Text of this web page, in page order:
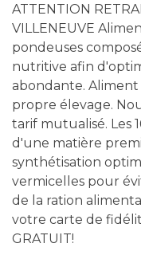
protéines
(A
RECUPERER
UNIQUEMENT
A
LA
FERME)
ATTENTION
VILLENEUVE
pondeuses
nutritive afin
abondante.
propre élevage.
tarif mutualisé. Les
d'une matière
synthétisation
vermicelles pour
de la ration
votre carte de
GRATUIT!